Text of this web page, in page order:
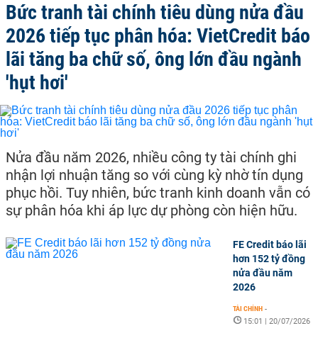
Bức tranh tài chính tiêu dùng nửa đầu
2026 tiếp tục phân hóa: VietCredit báo
lãi tăng ba chữ số, ông lớn đầu ngành
'hụt hơi'
Nửa đầu năm 2026, nhiều công ty tài chính ghi
nhận lợi nhuận tăng so với cùng kỳ nhờ tín dụng
phục hồi. Tuy nhiên, bức tranh kinh doanh vẫn có
sự phân hóa khi áp lực dự phòng còn hiện hữu.
FE Credit báo lãi
hơn 152 tỷ đồng
nửa đầu năm
2026
TÀI CHÍNH -
15:01 | 20/07/2026